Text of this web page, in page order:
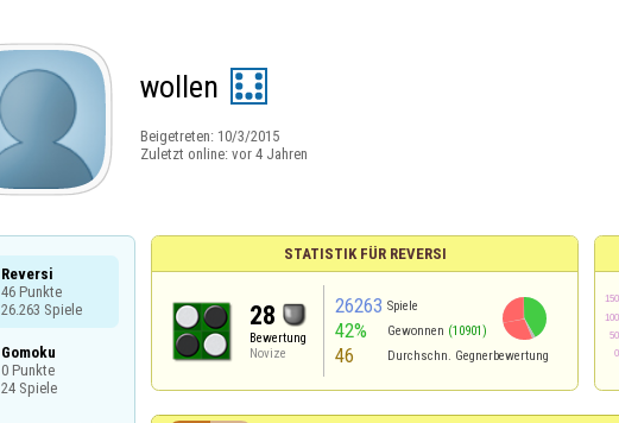
wollen
Beigetreten: 10/3/2015
Zuletzt online: vor 4 Jahren
Reversi
46 Punkte
26.263 Spiele
Gomoku
0 Punkte
24 Spiele
STATISTIK FÜR REVERSI
28
Bewertung
Novize
26263 Spiele
42% Gewonnen (10901)
46 Durchschn. Gegnerbewertung